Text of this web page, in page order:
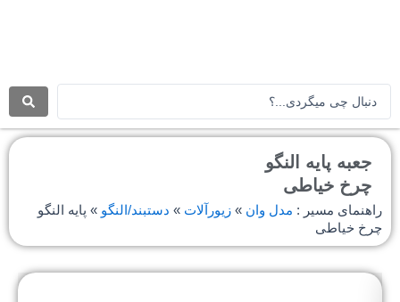
.
.
جعبه پایه النگو
چرخ خیاطی
راهنمای مسیر : مدل وان » زیورآلات » دستبند/النگو » پایه النگو
چرخ خیاطی